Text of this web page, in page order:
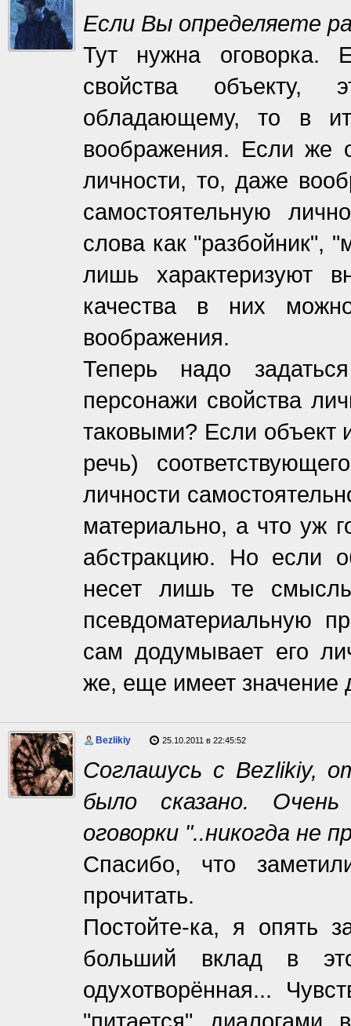
Если Вы определяете
Тут нужна оговорка.
свойства объекту,
обладающему, то в
воображения. Если же
личности, то, даже
самостоятельную
слова как "разбойник",
лишь характеризуют
качества в них
воображения.
Теперь надо
персонажи свойства
таковыми? Если объект
речь)
личности
материально, а что уж
абстракцию. Но если
несет лишь те
псевдоматериальную
сам додумывает его
же, еще имеет значение
Bezlikiy 25.10.2011 в 22:45:52
Соглашусь с Bezlikiy,
было сказано.
оговорки "..никогда не
Спасибо, что
прочитать.
Постойте-ка, я опять
больший вклад в
одухотворённая...